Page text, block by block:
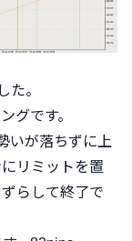
た。
グです。
いが落ちずに上
リミットを置
らして終了で